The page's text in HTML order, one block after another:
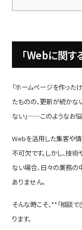
「Webに関す
「ホームページを作った
たものの、更新が続かな
ない」——このようなお
Webを活用した集客や
不可欠です。しかし、技
ない場合、日々の業務
ありません。
そんな時こそ、**「相談
ります。